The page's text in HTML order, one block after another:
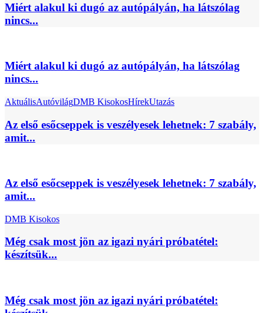
Miért alakul ki dugó az autópályán, ha látszólag
nincs...
Miért alakul ki dugó az autópályán, ha látszólag
nincs...
AktuálisAutóvilágDMB KisokosHírekUtazás
Az első esőcseppek is veszélyesek lehetnek: 7 szabály,
amit...
Az első esőcseppek is veszélyesek lehetnek: 7 szabály,
amit...
DMB Kisokos
Még csak most jön az igazi nyári próbatétel:
készítsük...
Még csak most jön az igazi nyári próbatétel: